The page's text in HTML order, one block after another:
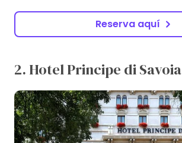
Reserva aquí
2. Hotel Principe di Savoia